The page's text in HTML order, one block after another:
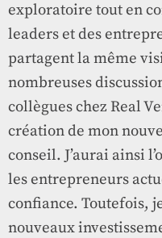
exploratoire tout en
leaders et des
partagent la même
nombreuses
collègues chez Real
création de mon
conseil. J’aurai ainsi
les entrepreneurs
confiance. Toutefois,
nouveaux